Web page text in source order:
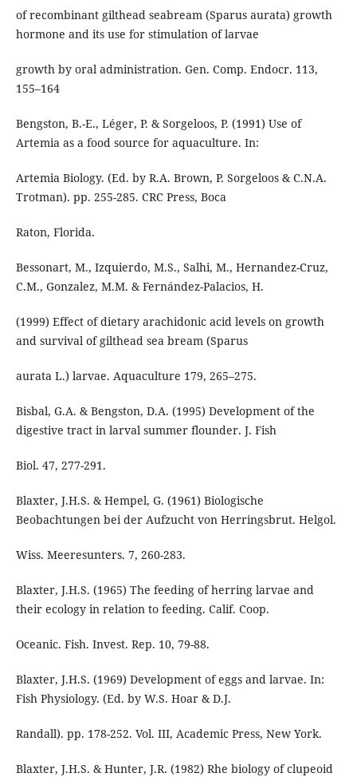
of recombinant gilthead seabream (Sparus aurata) growth
hormone and its use for stimulation of larvae
growth by oral administration. Gen. Comp. Endocr. 113,
155–164
Bengston, B.-E., Léger, P. & Sorgeloos, P. (1991) Use of
Artemia as a food source for aquaculture. In:
Artemia Biology. (Ed. by R.A. Brown, P. Sorgeloos & C.N.A.
Trotman). pp. 255-285. CRC Press, Boca
Raton, Florida.
Bessonart, M., Izquierdo, M.S., Salhi, M., Hernandez-Cruz,
C.M., Gonzalez, M.M. & Fernández-Palacios, H.
(1999) Effect of dietary arachidonic acid levels on growth
and survival of gilthead sea bream (Sparus
aurata L.) larvae. Aquaculture 179, 265–275.
Bisbal, G.A. & Bengston, D.A. (1995) Development of the
digestive tract in larval summer flounder. J. Fish
Biol. 47, 277-291.
Blaxter, J.H.S. & Hempel, G. (1961) Biologische
Beobachtungen bei der Aufzucht von Herringsbrut. Helgol.
Wiss. Meeresunters. 7, 260-283.
Blaxter, J.H.S. (1965) The feeding of herring larvae and
their ecology in relation to feeding. Calif. Coop.
Oceanic. Fish. Invest. Rep. 10, 79-88.
Blaxter, J.H.S. (1969) Development of eggs and larvae. In:
Fish Physiology. (Ed. by W.S. Hoar & D.J.
Randall). pp. 178-252. Vol. III, Academic Press, New York.
Blaxter, J.H.S. & Hunter, J.R. (1982) Rhe biology of clupeoid